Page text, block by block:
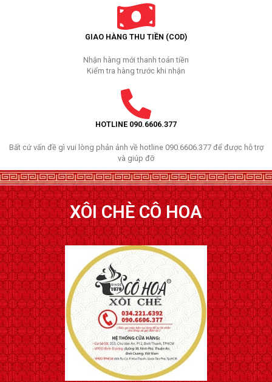
GIAO HÀNG THU TIỀN (COD)
Nhận hàng mới thanh toán tiền
Kiểm tra hàng trước khi nhận
HOTLINE 090.6606.377
Bất cứ vấn đề gì vui lòng phản ảnh về hotline 090.6606.377 để được hỗ trợ
và giúp đỡ
XÔI CHÈ CÔ HOA